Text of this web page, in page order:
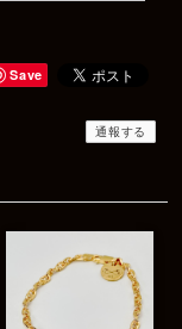
Save
通報する